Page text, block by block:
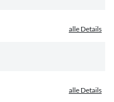
alle Details
alle Details